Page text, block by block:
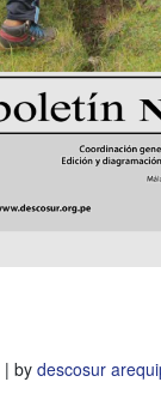
| by descosur